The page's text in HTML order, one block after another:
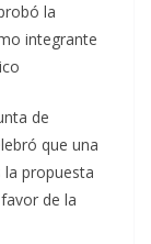
la
integrante
de
que una
la propuesta
de la